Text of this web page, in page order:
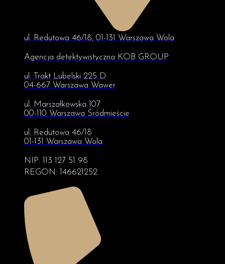
ul. Redutowa 46/18, 01-131 Warszawa Wola
Agencja detektywistyczna KOB GROUP
ul. Trakt Lubelski 225 D
04-667 Warszawa Wawer
ul. Marszałkowska 107
00-110 Warszawa Śródmieście
ul. Redutowa 46/18
01-131 Warszawa Wola
NIP: 113 127 51 98
REGON: 146621252